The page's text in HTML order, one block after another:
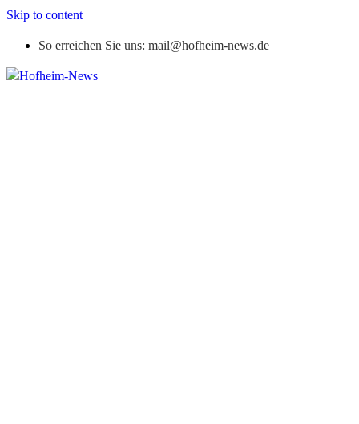
Skip to content
So erreichen Sie uns: mail@hofheim-news.de